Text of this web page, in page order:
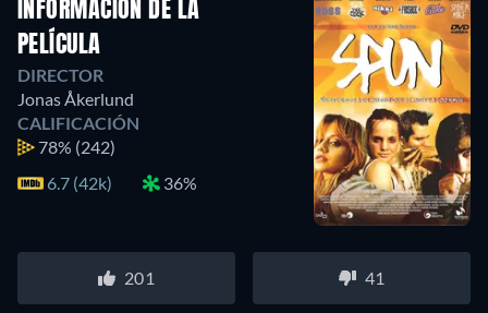
INFORMACIÓN DE LA
PELÍCULA
DIRECTOR
Jonas Åkerlund
CALIFICACIÓN
78% (242)
6.7 (42k)
36%
201 41